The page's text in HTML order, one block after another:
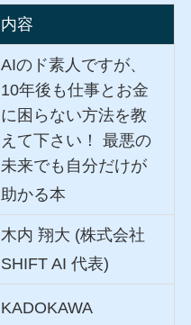
内容
AIのド素人ですが、
10年後も仕事とお金
に困らない方法を教
えて下さい！ 最悪の
未来でも自分だけが
助かる本
木内 翔大 (株式会社
SHIFT AI 代表)
KADOKAWA